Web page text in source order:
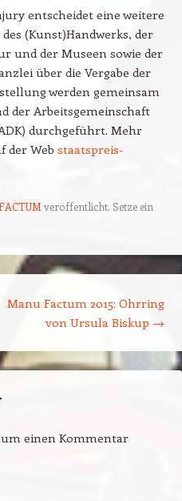
entscheidet eine weitere
(Kunst)Handwerks, der
und der Museen sowie der
über die Vergabe der
werden gemeinsam
der Arbeitsgemeinschaft
durchgeführt. Mehr
der Web staatspreis-
veröffentlicht. Setze ein
Manu Factum 2015: Ohrring
von Ursula Biskup →
einen Kommentar